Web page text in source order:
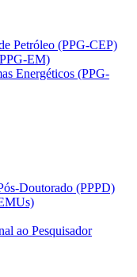
Petróleo (PPG-CEP)
EM)
Energéticos (PPG-
Doutorado (PPPD)
ao Pesquisador